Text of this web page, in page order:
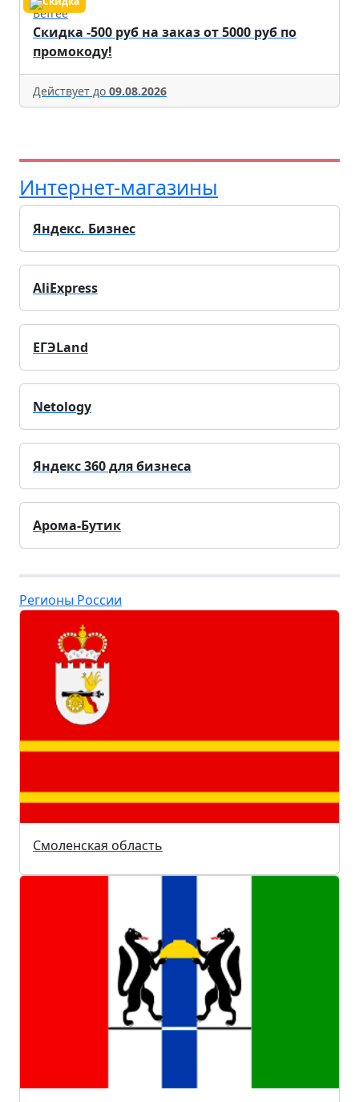
Befree
Скидка -500 руб на заказ от 5000 руб по
промокоду!
Действует до 09.08.2026
Интернет-магазины
Яндекс. Бизнес
AliExpress
ЕГЭLand
Netology
Яндекс 360 для бизнеса
Арома-Бутик
Регионы России
Смоленская область